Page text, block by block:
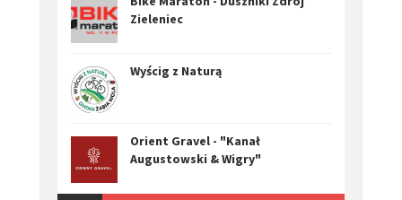
Zieleniec
Wyścig z Naturą
Orient Gravel - "Kanał
Augustowski & Wigry"